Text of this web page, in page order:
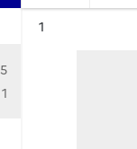
5
1
1